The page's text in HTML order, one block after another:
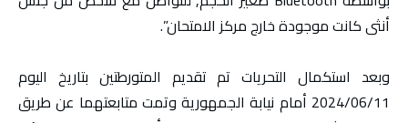
أنثى كانت موجودة خارج مركز الامتحان”.
وبعد استكمال التحريات تم تقديم المتورطتين بتاريخ اليوم
2024/06/11 أمام نيابة الجمهورية وتمت متابعتهما عن طريق